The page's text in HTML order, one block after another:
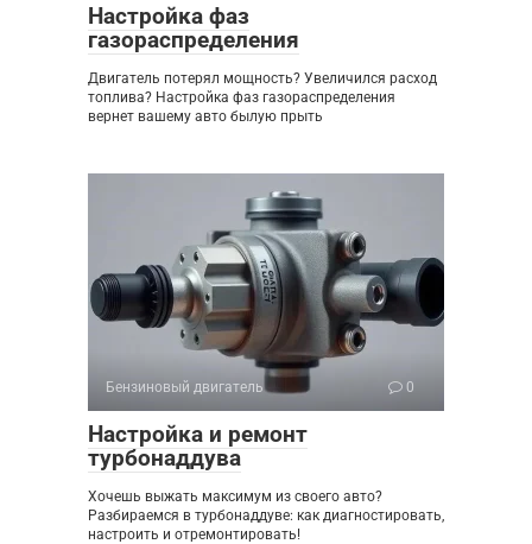
Настройка фаз
газораспределения
Двигатель потерял мощность? Увеличился расход
топлива? Настройка фаз газораспределения
вернет вашему авто былую прыть
Бензиновый двигатель 0
Настройка и ремонт
турбонаддува
Хочешь выжать максимум из своего авто?
Разбираемся в турбонаддуве: как диагностировать,
настроить и отремонтировать!